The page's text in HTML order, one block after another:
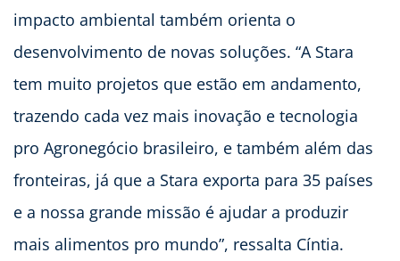
impacto ambiental também orienta o
desenvolvimento de novas soluções. “A Stara
tem muito projetos que estão em andamento,
trazendo cada vez mais inovação e tecnologia
pro Agronegócio brasileiro, e também além das
fronteiras, já que a Stara exporta para 35 países
e a nossa grande missão é ajudar a produzir
mais alimentos pro mundo”, ressalta Cíntia.